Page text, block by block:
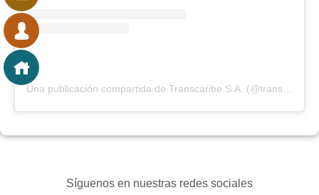
Síguenos en nuestras redes sociales